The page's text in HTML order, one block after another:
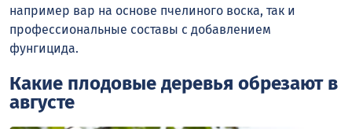
например вар на основе пчелиного воска, так и
профессиональные составы с добавлением
фунгицида.
Какие плодовые деревья обрезают в
августе